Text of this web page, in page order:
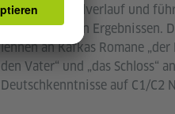
dabei den Spielverlauf und
überraschenden Ergebnissen.
lehnen an Kafkas Romane „der
den Vater“ und „das Schloss“
Deutschkenntnisse auf C1/C2